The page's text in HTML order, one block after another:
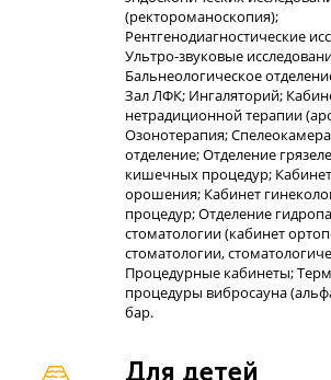
(ректороманоскопия);
Рентгенодиагностические
Ультро-звуковые
Бальнеологическое
Зал ЛФК; Ингаляторий;
нетрадиционной терапии
Озонотерапия;
отделение; Отделение
кишечных процедур;
орошения; Кабинет
процедур; Отделение
стоматологии (кабинет
стоматологии,
Процедурные кабинеты;
процедуры вибросауна
бар.
Для детей